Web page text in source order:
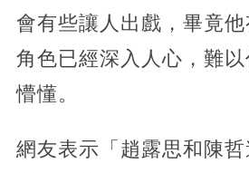
會有些讓人出戲，畢竟
角色已經深入人心，難
懵懂。
網友表示「趙露思和陳